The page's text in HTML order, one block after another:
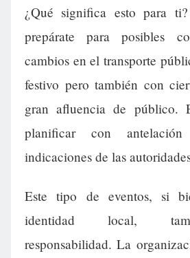
¿Qué significa esto para
prepárate para posibles
cambios en el transporte
festivo pero también con
gran afluencia de público.
planificar con
indicaciones de las
Este tipo de eventos, si
identidad local,
responsabilidad. La